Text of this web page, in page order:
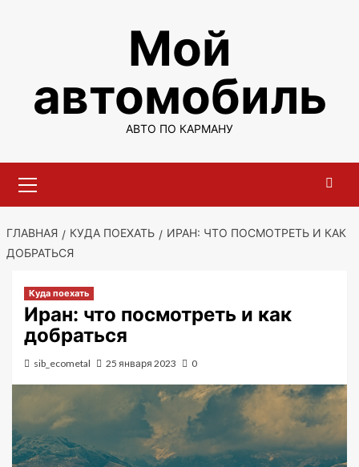
Мой
автомобиль
АВТО ПО КАРМАНУ
меню
ГЛАВНАЯ КУДА ПОЕХАТЬ
ИРАН: ЧТО ПОСМОТРЕТЬ И КАК
ДОБРАТЬСЯ
Куда поехать
Иран: что посмотреть и как
добраться
sib_ecometal 25 января 2023 0